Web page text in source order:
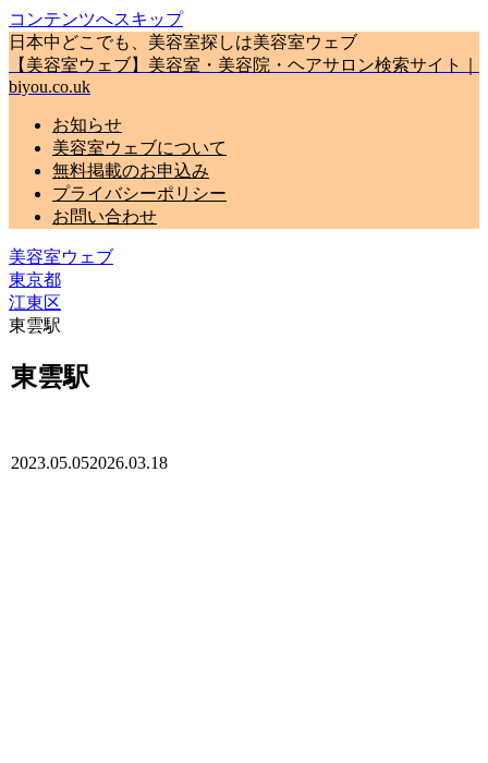
コンテンツへスキップ
日本中どこでも、美容室探しは美容室ウェブ
【美容室ウェブ】美容室・美容院・ヘアサロン検索サイト｜
biyou.co.uk
お知らせ
美容室ウェブについて
無料掲載のお申込み
プライバシーポリシー
お問い合わせ
美容室ウェブ
東京都
江東区
東雲駅
東雲駅
2023.05.052026.03.18